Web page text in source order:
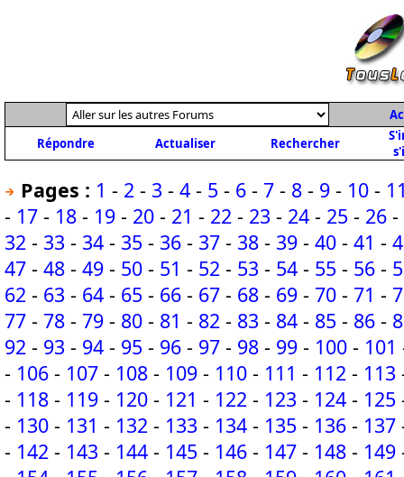
Répondre
Actualiser Rechercher
Pages : 1 - 2 - 3 - 4 - 5 - 6 - 7 - 8 - 9 - 10 -
- 17 - 18 - 19 - 20 - 21 - 22 - 23 - 24 - 25 - 26 -
32 - 33 - 34 - 35 - 36 - 37 - 38 - 39 - 40 - 41 -
47 - 48 - 49 - 50 - 51 - 52 - 53 - 54 - 55 - 56 -
62 - 63 - 64 - 65 - 66 - 67 - 68 - 69 - 70 - 71 -
77 - 78 - 79 - 80 - 81 - 82 - 83 - 84 - 85 - 86 -
92 - 93 - 94 - 95 - 96 - 97 - 98 - 99 - 100 - 101
- 106 - 107 - 108 - 109 - 110 - 111 - 112 - 113
- 118 - 119 - 120 - 121 - 122 - 123 - 124 - 125
- 130 - 131 - 132 - 133 - 134 - 135 - 136 - 137
- 142 - 143 - 144 - 145 - 146 - 147 - 148 - 149